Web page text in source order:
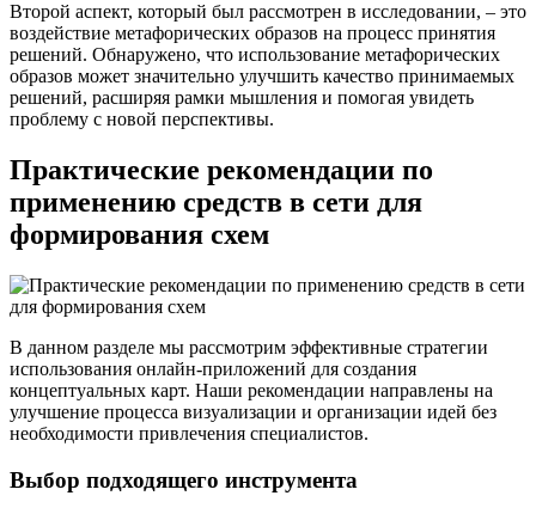
Второй аспект, который был рассмотрен в исследовании, – это
воздействие метафорических образов на процесс принятия
решений. Обнаружено, что использование метафорических
образов может значительно улучшить качество принимаемых
решений, расширяя рамки мышления и помогая увидеть
проблему с новой перспективы.
Практические рекомендации по
применению средств в сети для
формирования схем
В данном разделе мы рассмотрим эффективные стратегии
использования онлайн-приложений для создания
концептуальных карт. Наши рекомендации направлены на
улучшение процесса визуализации и организации идей без
необходимости привлечения специалистов.
Выбор подходящего инструмента